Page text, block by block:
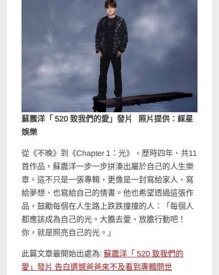
蘇震洋「 520 致我們的愛」發片 照片提供：綵星
娛樂
從《不晚》到《Chapter 1：光》，歷時四年、共11
首作品，蘇震洋一步一步拼湊出屬於自己的人生樂
章。這不只是一張專輯，更像是一封寫給家人、寫
給夢想、也寫給自己的情書。他也希望透過這張作
品，鼓勵每個在人生路上跌跌撞撞的人：「每個人
都應該成為自己的光。大膽去愛、放膽行動吧！
你，就是照亮自己的光。」
此篇文章最開始出處為:蘇震洋「 520 致我們的
愛」發片 告白遺憾爸爸來不及看到專輯問世